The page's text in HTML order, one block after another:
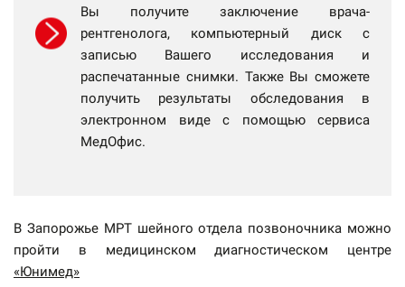
Вы получите заключение врача-
рентгенолога, компьютерный диск с
записью Вашего исследования и
распечатанные снимки. Также Вы сможете
получить результаты обследования в
электронном виде с помощью сервиса
МедОфис.
В Запорожье МРТ шейного отдела позвоночника можно
пройти в медицинском диагностическом центре
«Юнимед»